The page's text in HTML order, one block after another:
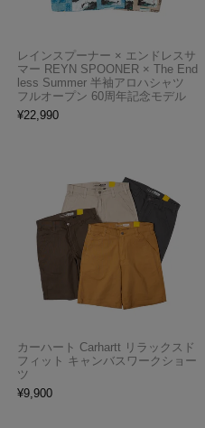
レインスプーナー × エンドレスサ
マー REYN SPOONER × The End
less Summer 半袖アロハシャツ
フルオープン 60周年記念モデル
¥22,990
カーハート Carhartt リラックスド
フィット キャンバスワークショー
ツ
¥9,900